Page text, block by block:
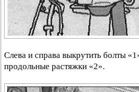
Слева и справа выкрутить болты
продольные растяжки «2».